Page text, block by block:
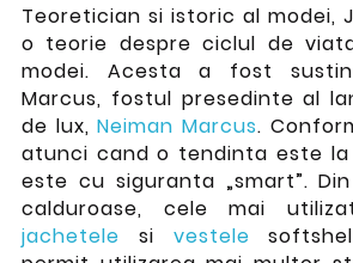
Teoretician si istoric al modei,
o teorie despre ciclul de
modei. Acesta a fost
Marcus, fostul presedinte al
de lux,Neiman Marcus.
atunci cand o tendinta este la
este cu siguranta „smart”.
calduroase, cele mai
jachetele si vestele